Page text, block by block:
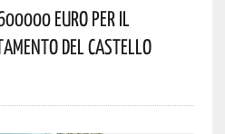
Euro Per Il
Del Castello